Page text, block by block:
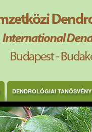
DENDROLÓGIAI TANÖSVÉNY